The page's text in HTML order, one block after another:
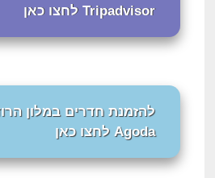
Tripadvisor לחצו כאן
להזמנת חדרים במלון
Agoda לחצו כאן